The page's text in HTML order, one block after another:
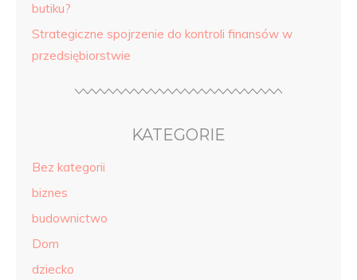
butiku?
Strategiczne spojrzenie do kontroli finansów w
przedsiębiorstwie
KATEGORIE
Bez kategorii
biznes
budownictwo
Dom
dziecko